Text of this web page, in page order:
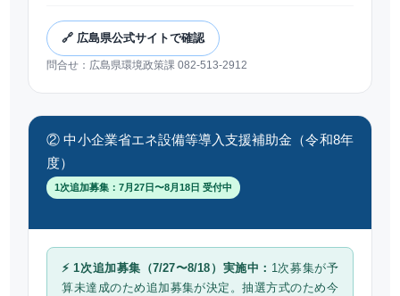
🔗 広島県公式サイトで確認
問合せ：広島県環境政策課 082-513-2912
② 中小企業省エネ設備等導入支援補助金（令和8年
度）
1次追加募集：7月27日〜8月18日 受付中
⚡ 1次追加募集（7/27〜8/18）実施中： 1次募集が予
算未達成のため追加募集が決定。抽選方式のため今